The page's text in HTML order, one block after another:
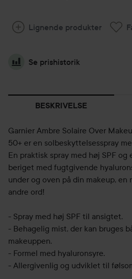
Lignende produkter
Se prishistorik
BESKRIVELSE
Garnier Ambre Solaire Over
50+ er en solbeskyttelsesspray
En praktisk spray med høj SPF
beriget med fugtgivende
under og oven på din makeup,
andre ord!
- Spray med høj SPF til ansigtet.
- Behagelig mist, der kan bruges
makeuppen.
- Formel med hyaluronsyre.
- Allergivenlig og udviklet til